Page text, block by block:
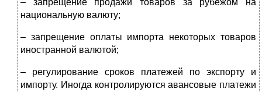
– запрещение продажи товаров за рубежом на
национальную валюту;
– запрещение оплаты импорта некоторых товаров
иностранной валютой;
– регулирование сроков платежей по экспорту и
импорту. Иногда контролируются авансовые платежи